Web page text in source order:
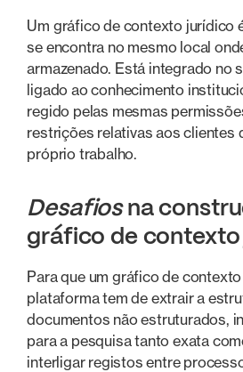
Um gráfico de contexto jurídico
se encontra no mesmo local
armazenado. Está integrado no
ligado ao conhecimento
regido pelas mesmas
restrições relativas aos clientes
próprio trabalho.
Desafiosna
gráfico de contexto
Para que um gráfico de
plataforma tem de extrair a
documentos não estruturados,
para a pesquisa tanto exata
interligar registos entre